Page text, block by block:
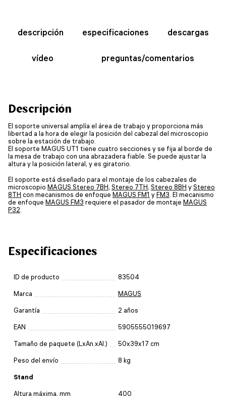
descripción especificaciones descargas
vídeo preguntas/comentarios
Descripción
El soporte universal amplía el área de trabajo y proporciona más
libertad a la hora de elegir la posición del cabezal del microscopio
sobre la estación de trabajo.
El soporte MAGUS UT1 tiene cuatro secciones y se fija al borde de
la mesa de trabajo con una abrazadera fiable. Se puede ajustar la
altura y la posición lateral, y es giratorio.
El soporte está diseñado para el montaje de los cabezales de
microscopio MAGUS Stereo 7BH, Stereo 7TH, Stereo 8BH yStereo
8TH con mecanismos de enfoque MAGUS FM1 yFM3 . El mecanismo
de enfoque MAGUS FM3 requiere el pasador de montaje MAGUS
P32
Especificaciones
ID de producto 83504
Marca MAGUS
Garantía 2 años
EAN 5905555019697
Tamaño de paquete (LxAn.xAl.) 50x39x17 cm
Peso del envío 8 kg
Stand
Altura máxima, mm 400